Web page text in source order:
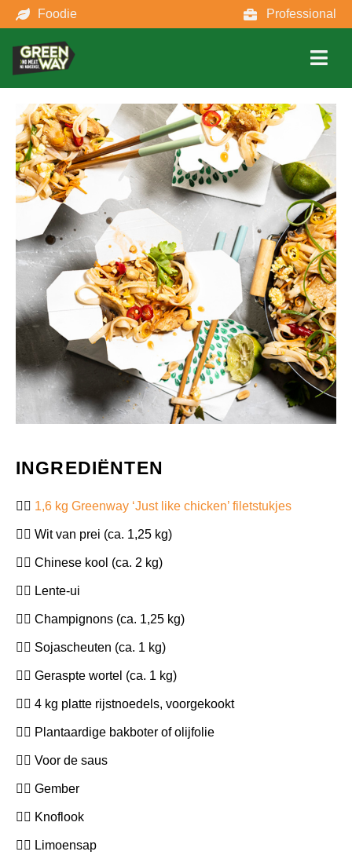
Foodie Professional
INGREDIËNTEN
1,6 kg Greenway ‘Just like chicken’ filetstukjes
Wit van prei (ca. 1,25 kg)
Chinese kool (ca. 2 kg)
Lente-ui
Champignons (ca. 1,25 kg)
Sojascheuten (ca. 1 kg)
Geraspte wortel (ca. 1 kg)
4 kg platte rijstnoedels, voorgekookt
Plantaardige bakboter of olijfolie
Voor de saus
Gember
Knoflook
Limoensap